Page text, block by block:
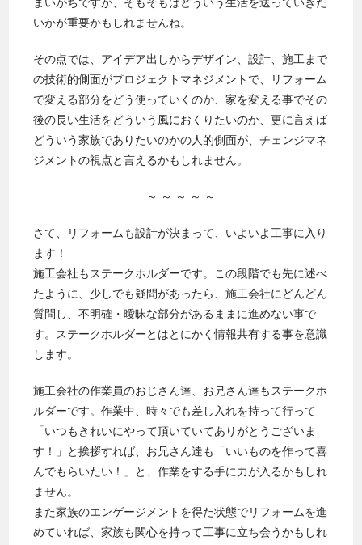
いかが重要かもしれませんね。
その点では、アイデア出しからデザイン、設計、施工まで
の技術的側面がプロジェクトマネジメントで、リフォーム
で変える部分をどう使っていくのか、家を変える事でその
後の長い生活をどういう風におくりたいのか、更に言えば
どういう家族でありたいのかの人的側面が、チェンジマネ
ジメントの視点と言えるかもしれません。
～ ～ ～ ～ ～
さて、リフォームも設計が決まって、いよいよ工事に入り
ます！
施工会社もステークホルダーです。この段階でも先に述べ
たように、少しでも疑問があったら、施⼯会社にどんどん
質問し、不明確・曖昧な部分があるままに進めない事で
す。ステークホルダーとはとにかく情報共有する事を意識
します。
施工会社の作業員のおじさん達、お兄さん達もステークホ
ルダーです。作業中、時々でも差し入れを持って行って
「いつもきれいにやって頂いていてありがとうございま
す！」と挨拶すれば、お兄さん達も「いいものを作って喜
んでもらいたい！」と、作業をする手に力が入るかもしれ
ません。
また家族のエンゲージメントを得た状態でリフォームを進
めていれば、家族も関心を持って工事に立ち会うかもしれ